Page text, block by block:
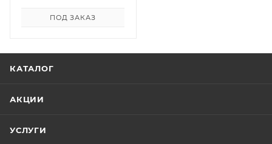
ПОД ЗАКАЗ
КАТАЛОГ
АКЦИИ
УСЛУГИ